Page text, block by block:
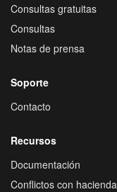
Consultas gratuitas
Consultas
Notas de prensa
Soporte
Contacto
Recursos
Documentación
Conflictos con hacienda